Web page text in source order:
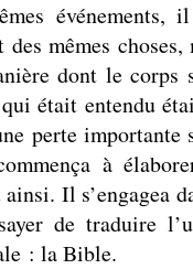
événements,
mêmes
dont le corps
était entendu
perte importante
à
Il s’engagea
de traduire
: la Bible.